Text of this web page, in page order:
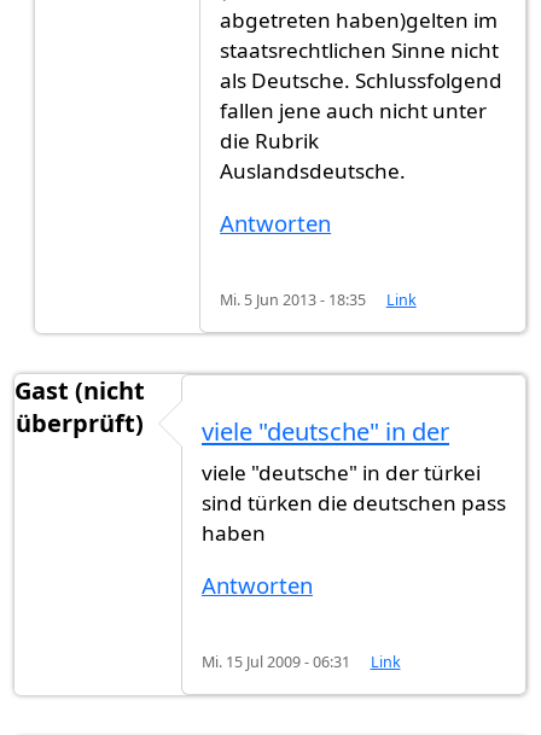
abgetreten haben)gelten im
staatsrechtlichen Sinne nicht
als Deutsche. Schlussfolgend
fallen jene auch nicht unter
die Rubrik
Auslandsdeutsche.
Antworten
Mi. 5 Jun 2013 - 18:35 Link
Gast (nicht
überprüft)
viele "deutsche" in der
viele "deutsche" in der türkei
sind türken die deutschen pass
haben
Antworten
Mi. 15 Jul 2009 - 06:31 Link